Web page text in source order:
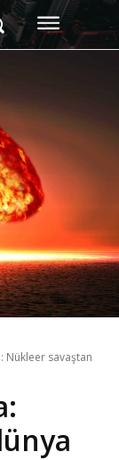
Nükleer savaştan